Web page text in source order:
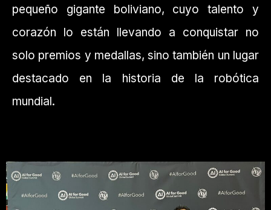
pequeño gigante boliviano, cuyo talento y
corazón lo están llevando a conquistar no
solo premios y medallas, sino también un lugar
destacado en la historia de la robótica
mundial.